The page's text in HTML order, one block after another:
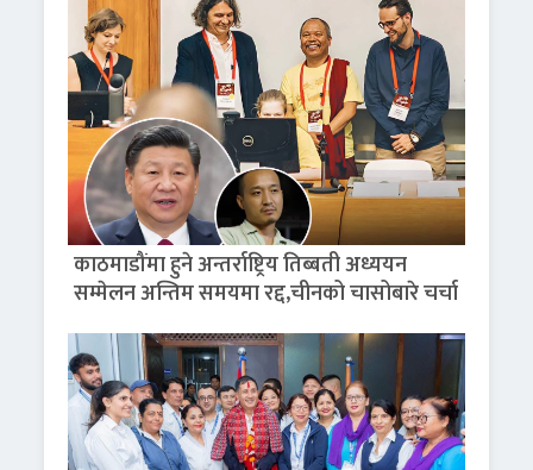
काठमाडौंमा हुने अन्तर्राष्ट्रिय तिब्बती अध्ययन
सम्मेलन अन्तिम समयमा रद्द,चीनको चासोबारे चर्चा